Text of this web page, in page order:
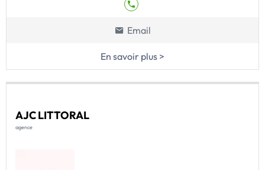
Email
En savoir plus >
AJC LITTORAL
agence